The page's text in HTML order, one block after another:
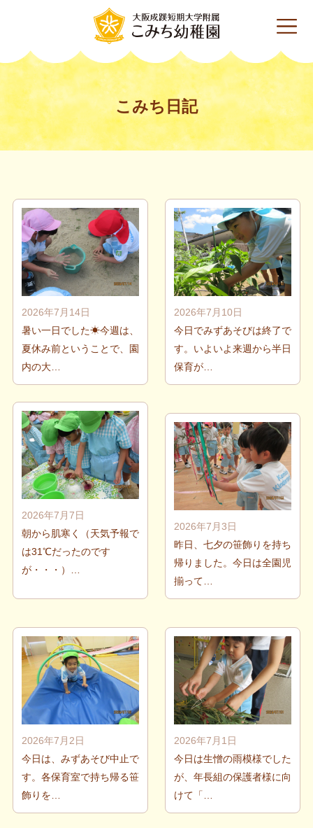
こみち日記
2026年7月14日
暑い一日でした☀今週は、
夏休み前ということで、園
内の大…
2026年7月10日
今日でみずあそびは終了で
す。いよいよ来週から半日
保育が…
2026年7月7日
朝から肌寒く（天気予報で
は31℃だったのです
が・・・）…
2026年7月3日
昨日、七夕の笹飾りを持ち
帰りました。今日は全園児
揃って…
2026年7月2日
今日は、みずあそび中止で
す。各保育室で持ち帰る笹
飾りを…
2026年7月1日
今日は生憎の雨模様でした
が、年長組の保護者様に向
けて「…